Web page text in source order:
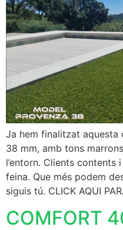
Ja hem finalitzat aquesta
38 mm, amb tons
l’entorn. Clients contents
feina. Que més podem
siguis tú. CLICK AQUI
COMFORT